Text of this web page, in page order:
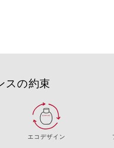
スの約束
エコデザイン